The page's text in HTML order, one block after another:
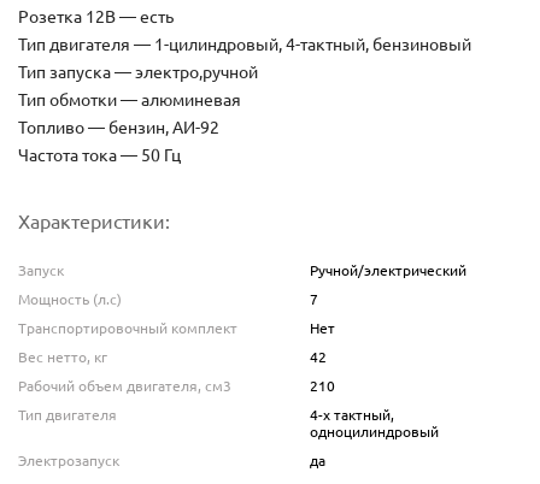
Розетка 12В — есть
Тип двигателя — 1-цилиндровый, 4-тактный, бензиновый
Тип запуска — электро,ручной
Тип обмотки — алюминевая
Топливо — бензин, АИ-92
Частота тока — 50 Гц
Характеристики:
Запуск
Ручной/электрический
Мощность (л.с)
7
Транспортировочный комплект
Нет
Вес нетто, кг
42
Рабочий объем двигателя, см3
210
Тип двигателя
4-х тактный,
одноцилиндровый
Электрозапуск
да